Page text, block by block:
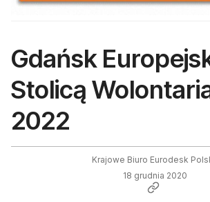
Gdańsk
Stolicą
2022
Krajowe Biuro Eurodesk
18 grudnia 2020